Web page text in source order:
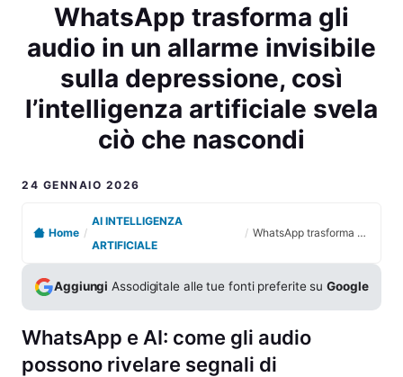
WhatsApp trasforma gli
audio in un allarme invisibile
sulla depressione, così
l’intelligenza artificiale svela
ciò che nascondi
24 GENNAIO 2026
Home /
AI INTELLIGENZA
ARTIFICIALE
/ WhatsApp trasforma gli audio in un allarme invisibile sulla depressione, così l’intelligenza artificiale svela ciò che nascondi
Aggiungi Assodigitale alle tue fonti preferite suGoogle
WhatsApp e AI: come gli audio
possono rivelare segnali di